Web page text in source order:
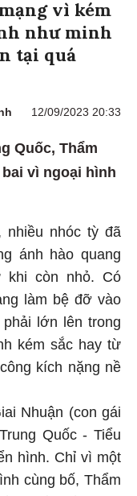
vì kém
như minh
tại quá
12/09/2023 20:33
Quốc, Thẩm
vì ngoại hình
nhiều nhóc tỳ đã
ánh hào quang
còn nhỏ. Có
làm bệ đỡ vào
lớn lên trong
kém sắc hay từ
kích nặng nề
Nhuận (con gái
Quốc - Tiểu
hình. Chỉ vì một
cùng bố, Thẩm